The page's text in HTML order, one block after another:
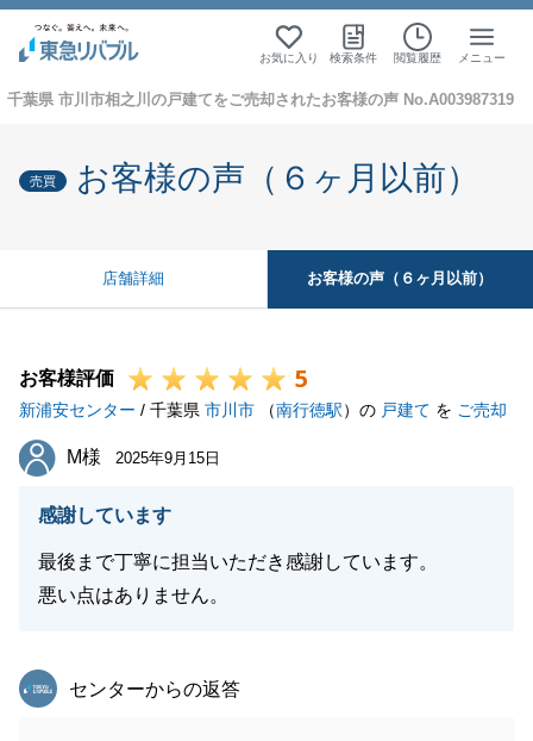
お気に入り 検索条件 閲覧履歴 メニュー
千葉県 市川市相之川の戸建てをご売却されたお客様の声 No.A003987319
売買 お客様の声（６ヶ月以前）
店舗詳細 お客様の声（６ヶ月以前）
お客様評価 5
新浦安センター / 千葉県 市川市 （南行徳駅）の 戸建て を ご売却
M様
M様 2025年9月15日
感謝しています
最後まで丁寧に担当いただき感謝しています。
悪い点はありません。
東急リバブル
センターからの返答